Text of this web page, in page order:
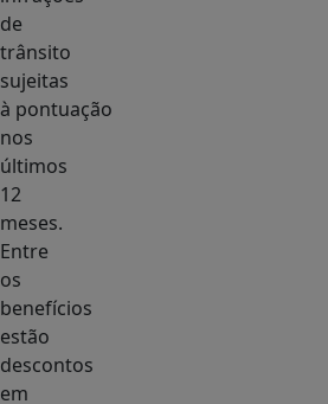
de
trânsito
sujeitas
à pontuação
nos
últimos
12
meses.
Entre
os
benefícios
estão
descontos
em